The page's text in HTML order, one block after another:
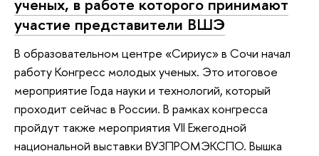
ученых, в работе которого принимают
участие представители ВШЭ
В образовательном центре «Сириус» в Сочи начал
работу Конгресс молодых ученых. Это итоговое
мероприятие Года науки и технологий, который
проходит сейчас в России. В рамках конгресса
пройдут также мероприятия VII Ежегодной
национальной выставки ВУЗПРОМЭКСПО. Вышка